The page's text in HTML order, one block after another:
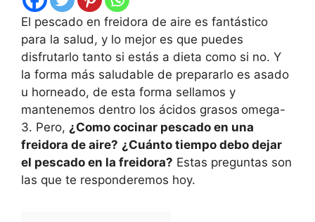
El pescado en freidora de aire es fantástico
para la salud, y lo mejor es que puedes
disfrutarlo tanto si estás a dieta como si no. Y
la forma más saludable de prepararlo es asado
u horneado, de esta forma sellamos y
mantenemos dentro los ácidos grasos omega-
3. Pero, ¿Como cocinar pescado en una
freidora de aire? ¿Cuánto tiempo debo dejar
el pescado en la freidora? Estas preguntas son
las que te responderemos hoy.